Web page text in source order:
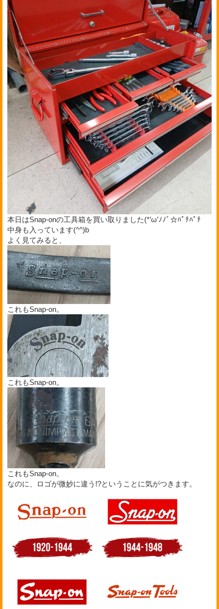
本日はSnap-onの工具箱を買い取りました(*’ω’ﾉﾉﾞ☆ﾊﾟﾁﾊﾟﾁ
中身も入っています(^^)b
よく見てみると、
これもSnap-on。
これもSnap-on。
これもSnap-on。
なのに、ロゴが微妙に違う!?ということに気がつきます。